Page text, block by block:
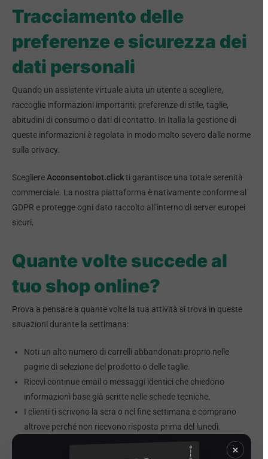
×
Tracciamento delle
preferenze e sicurezza dei
dati personali
Quando un assistente virtuale aiuta un utente a scegliere,
raccoglie informazioni importanti: preferenze di stile, taglie,
abitudini di consumo o dati di contatto. In Italia la gestione di
queste informazioni è regolata in modo molto severo dalle norme
sulla privacy.
ScegliereAcconsentobot.clickti garantisce una totale serenità
commerciale. La nostra piattaforma è nativamente conforme al
GDPR e protegge ogni dato raccolto all’interno di server europei
sicuri.
Quante volte succede al
tuo shop online?
Prova a pensare a quante volte la tua attività si trova in queste
situazioni durante la settimana:
Noti un alto numero di carrelli abbandonati proprio nelle
pagine di selezione del prodotto o delle taglie.
Ricevi continue email o messaggi identici che chiedono
informazioni base già scritte nelle schede tecniche.
I clienti ti scrivono la sera o nel fine settimana e comprano
altrove perché non ricevono risposta prima del lunedì.
Ti manca un sistema automatico per consigliare prodotti
correlati o varianti in base a ciò che l’utente sta guardando.